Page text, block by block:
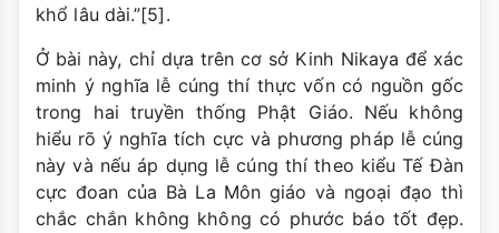
khổ lâu dài.”[5].
Ở bài này, chỉ dựa trên cơ sở Kinh Nikaya để xác
minh ý nghĩa lễ cúng thí thực vốn có nguồn gốc
trong hai truyền thống Phật Giáo. Nếu không
hiểu rõ ý nghĩa tích cực và phương pháp lễ cúng
này và nếu áp dụng lễ cúng thí theo kiểu Tế Đàn
cực đoan của Bà La Môn giáo và ngoại đạo thì
chắc chắn không không có phước báo tốt đẹp.